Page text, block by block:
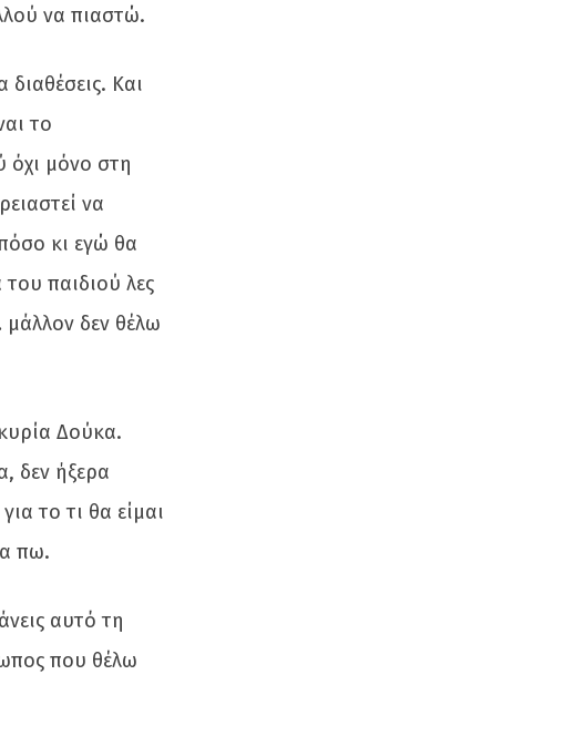
να πιαστώ.
Και
το
όχι μόνο στη
να
κι εγώ θα
παιδιού λες
μάλλον δεν θέλω
Δούκα.
δεν ήξερα
το τι θα είμαι
πω.
αυτό τη
που θέλω